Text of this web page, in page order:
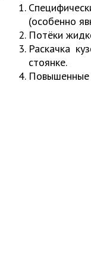
(особенно
Потёки
Раскачка
стоянке.
Повышенные